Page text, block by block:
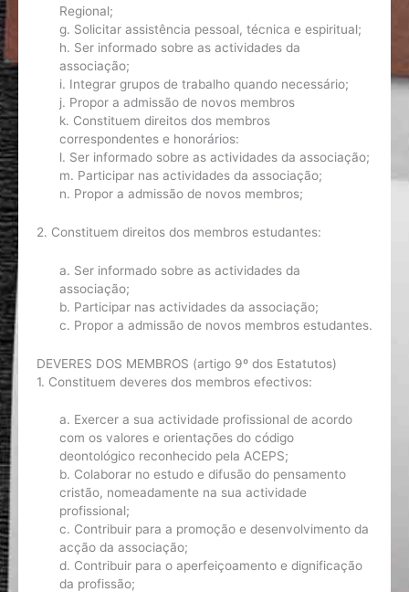
Regional;
g. Solicitar assistência pessoal, técnica e espiritual;
h. Ser informado sobre as actividades da
associação;
i. Integrar grupos de trabalho quando necessário;
j. Propor a admissão de novos membros
k. Constituem direitos dos membros
correspondentes e honorários:
l. Ser informado sobre as actividades da associação;
m. Participar nas actividades da associação;
n. Propor a admissão de novos membros;
2. Constituem direitos dos membros estudantes:
a. Ser informado sobre as actividades da
associação;
b. Participar nas actividades da associação;
c. Propor a admissão de novos membros estudantes.
DEVERES DOS MEMBROS (artigo 9º dos Estatutos)
1. Constituem deveres dos membros efectivos:
a. Exercer a sua actividade profissional de acordo
com os valores e orientações do código
deontológico reconhecido pela ACEPS;
b. Colaborar no estudo e difusão do pensamento
cristão, nomeadamente na sua actividade
profissional;
c. Contribuir para a promoção e desenvolvimento da
acção da associação;
d. Contribuir para o aperfeiçoamento e dignificação
da profissão;